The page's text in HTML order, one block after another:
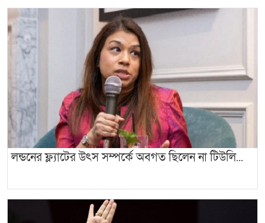
লন্ডনের ফ্ল্যাটের উৎস সম্পর্কে অবগত ছিলেন না টিউলি...